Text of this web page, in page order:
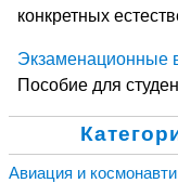
конкретных
Экзаменационные
Пособие для
Авиация и